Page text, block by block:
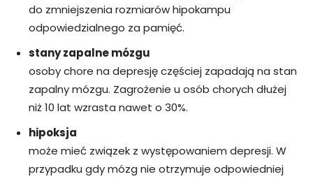
do zmniejszenia rozmiarów hipokampu
odpowiedzialnego za pamięć.
stany zapalne mózgu
osoby chore na depresję częściej zapadają na stan
zapalny mózgu. Zagrożenie u osób chorych dłużej
niż 10 lat wzrasta nawet o 30%.
hipoksja
może mieć związek z występowaniem depresji. W
przypadku gdy mózg nie otrzymuje odpowiedniej